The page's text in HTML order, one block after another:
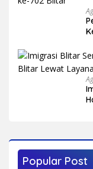
Popular Post